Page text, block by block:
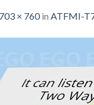
703 × 760in ATFMI-